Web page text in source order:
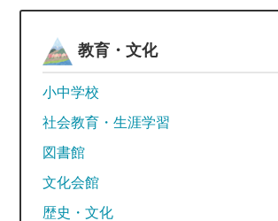
教育・文化
小中学校
社会教育・生涯学習
図書館
文化会館
歴史・文化